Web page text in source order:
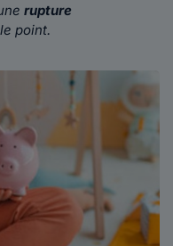
rupture
point.